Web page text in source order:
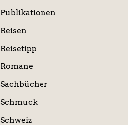
Publikationen
Reisen
Reisetipp
Romane
Sachbücher
Schmuck
Schweiz